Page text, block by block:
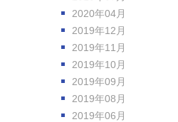
2020年04月
2019年12月
2019年11月
2019年10月
2019年09月
2019年08月
2019年06月